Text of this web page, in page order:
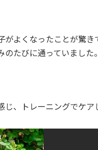
よくなったことが驚き
たびに通っていました。
、トレーニングでケア